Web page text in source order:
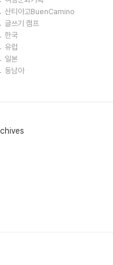
산티아고BuenCamino
글쓰기 캠프
한국
유럽
일본
동남아